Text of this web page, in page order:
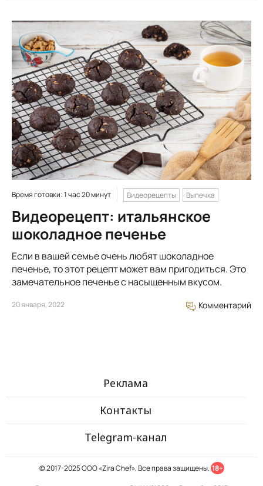
Время готовки: 1 час 20 минут Видеорецепты Выпечка
Видеорецепт: итальянское
шоколадное печенье
Если в вашей семье очень любят шоколадное
печенье, то этот рецепт может вам пригодиться. Это
замечательное печенье с насыщенным вкусом.
20 января, 2022 Комментарий
Реклама
Контакты
Telegram-канал
© 2017-2025 ООО «Zira Chef». Все права защищены. 18+